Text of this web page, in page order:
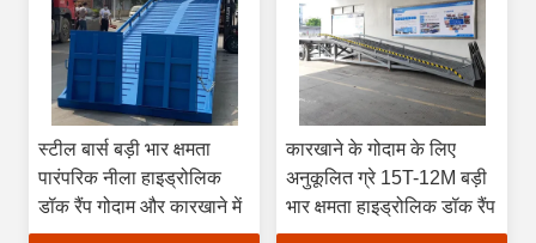
स्टील बार्स बड़ी भार क्षमता
पारंपरिक नीला हाइड्रोलिक
डॉक रैंप गोदाम और कारखाने में
कारखाने के गोदाम के लिए
अनुकूलित ग्रे 15T-12M बड़ी
भार क्षमता हाइड्रोलिक डॉक रैंप